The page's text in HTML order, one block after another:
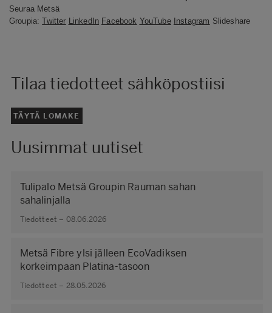
Seuraa Metsä
Groupia:Twitter LinkedIn Facebook YouTube Instagram Slideshare
Tilaa tiedotteet sähköpostiisi
TÄYTÄ LOMAKE
Uusimmat uutiset
Tulipalo Metsä Groupin Rauman sahan
sahalinjalla
Tiedotteet – 08.06.2026
Metsä Fibre ylsi jälleen EcoVadiksen
korkeimpaan Platina-tasoon
Tiedotteet – 28.05.2026